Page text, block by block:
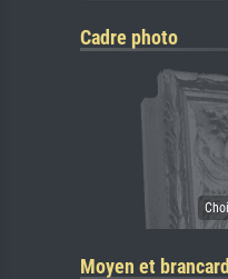
Cadre photo
Moyen et brancard